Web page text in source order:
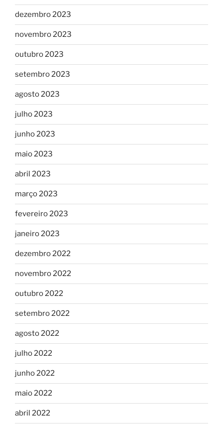
dezembro 2023
novembro 2023
outubro 2023
setembro 2023
agosto 2023
julho 2023
junho 2023
maio 2023
abril 2023
março 2023
fevereiro 2023
janeiro 2023
dezembro 2022
novembro 2022
outubro 2022
setembro 2022
agosto 2022
julho 2022
junho 2022
maio 2022
abril 2022